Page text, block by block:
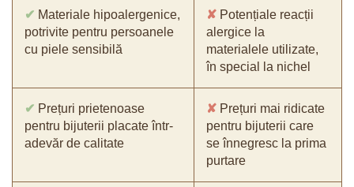
✔ Materiale hipoalergenice,
potrivite pentru persoanele
cu piele sensibilă
✘ Potențiale reacții
alergice la
materialele utilizate,
în special la nichel
✔ Prețuri prietenoase
pentru bijuterii placate într-
adevăr de calitate
✘ Prețuri mai ridicate
pentru bijuterii care
se înnegresc la prima
purtare